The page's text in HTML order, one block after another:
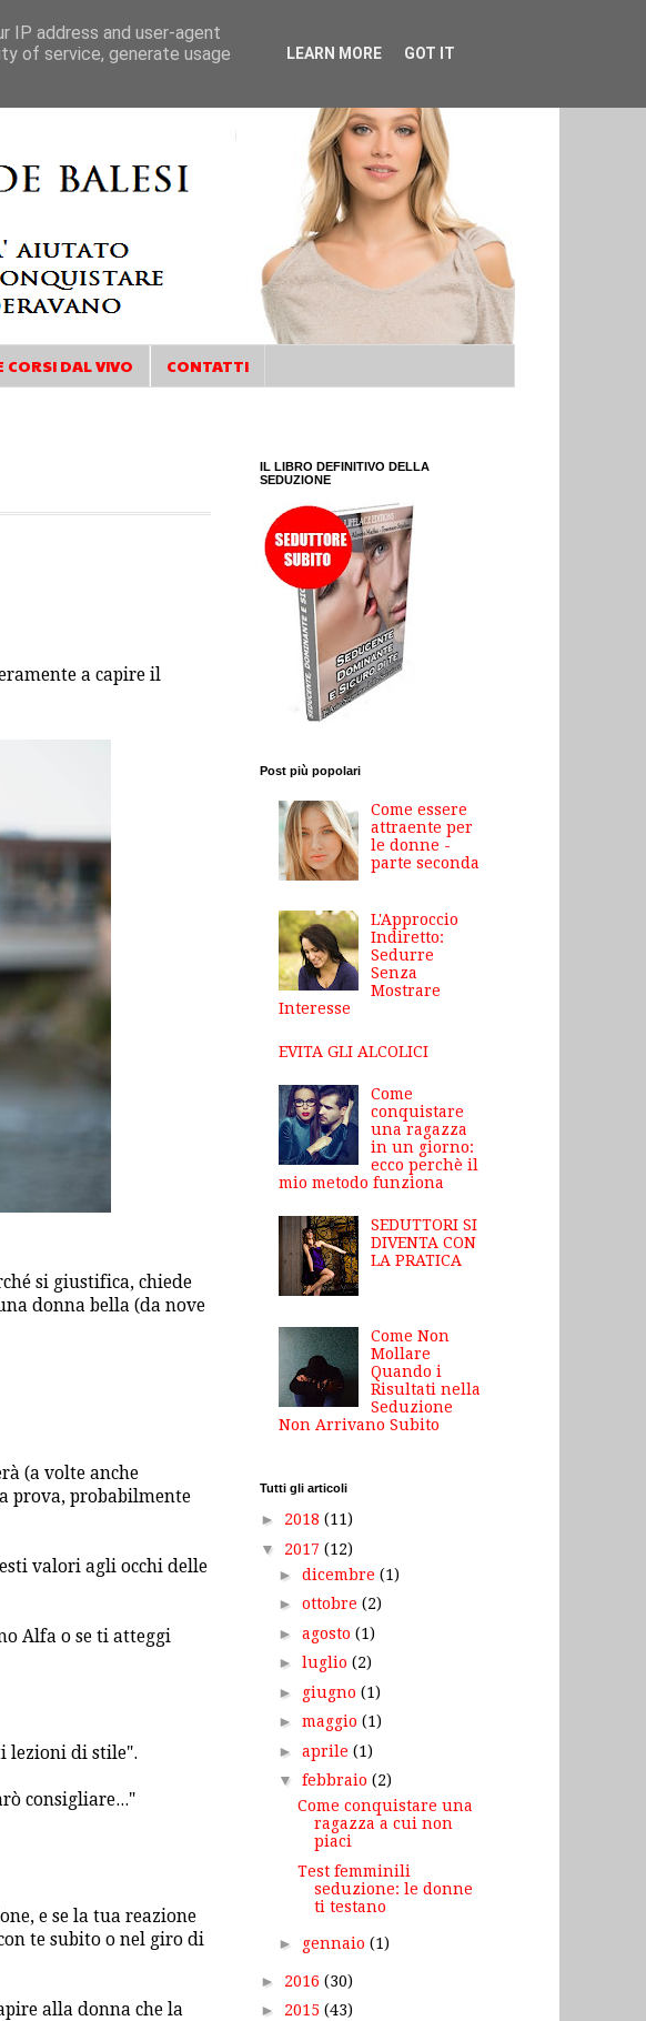
CORSI DAL VIVO CONTATTI
a capire il
si giustifica, chiede
donna bella (da nove
(a volte anche
prova, probabilmente
valori agli occhi delle
Alfa o se ti atteggi
lezioni di stile".
consigliare..."
e se la tua reazione
te subito o nel giro di
alla donna che la
IL LIBRO DEFINITIVO DELLA
SEDUZIONE
Post più popolari
Come essere
attraente per
le donne -
parte seconda
L'Approccio
Indiretto:
Sedurre
Senza
Mostrare
Interesse
EVITA GLI ALCOLICI
Come
conquistare
una ragazza
in un giorno:
ecco perchè il
mio metodo funziona
SEDUTTORI SI
DIVENTA CON
LA PRATICA
Come Non
Mollare
Quando i
Risultati nella
Seduzione
Non Arrivano Subito
Tutti gli articoli
► 2018 (11)
▼ 2017 (12)
►dicembre(1)
►ottobre(2)
►agosto(1)
►luglio(2)
► giugno(1)
►maggio(1)
►aprile(1)
▼febbraio(2)
Come conquistare una
ragazza a cui non
piaci
Test femminili
seduzione: le donne
ti testano
► gennaio(1)
► 2016 (30)
► 2015 (43)
IP address and user-agent
of service, generate usage
LEARN MORE GOT IT